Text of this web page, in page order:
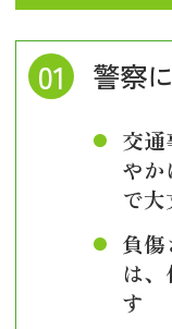
警察
交
や
で大
負
は
す